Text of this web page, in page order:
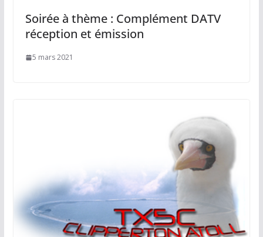
Soirée à thème : Complément DATV
réception et émission
5 mars 2021